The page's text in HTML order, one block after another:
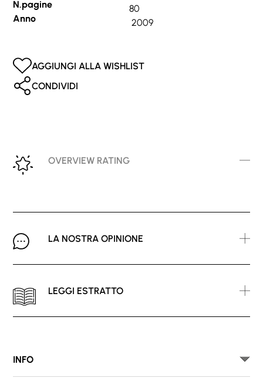
N.pagine
80
Anno
2009
AGGIUNGI ALLA WISHLIST
CONDIVIDI
OVERVIEW RATING
LA NOSTRA OPINIONE
LEGGI ESTRATTO
INFO